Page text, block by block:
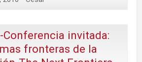
Conferencia invitada:
fronteras de la